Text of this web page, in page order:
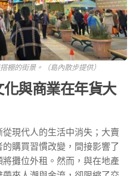
棚的街景。（島內散步提供）
與商業在年貨大
現代人的生活中消失；大賣
購買習慣改變，間接影響了
攤位外租。然而，與在地產